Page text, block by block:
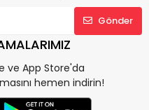
Gönder
ve App Store'da
hemen indirin!